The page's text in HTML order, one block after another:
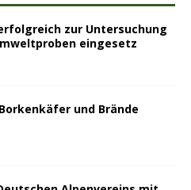
zur Untersuchung
eingesetz
und Brände